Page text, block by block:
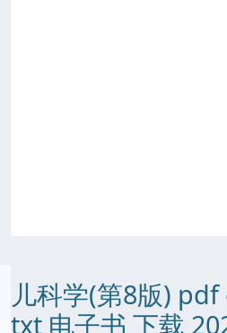
儿科学(第8版)
txt 电子书 下载